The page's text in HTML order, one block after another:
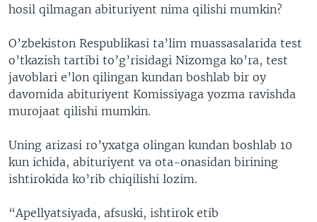
hosil qilmagan abituriyent nima qilishi mumkin?
O’zbekiston Respublikasi ta’lim muassasalarida test
o’tkazish tartibi to’g’risidagi Nizomga ko’ra, test
javoblari e’lon qilingan kundan boshlab bir oy
davomida abituriyent Komissiyaga yozma ravishda
murojaat qilishi mumkin.
Uning arizasi ro’yxatga olingan kundan boshlab 10
kun ichida, abituriyent va ota-onasidan birining
ishtirokida ko’rib chiqilishi lozim.
“Apellyatsiyada, afsuski, ishtirok etib